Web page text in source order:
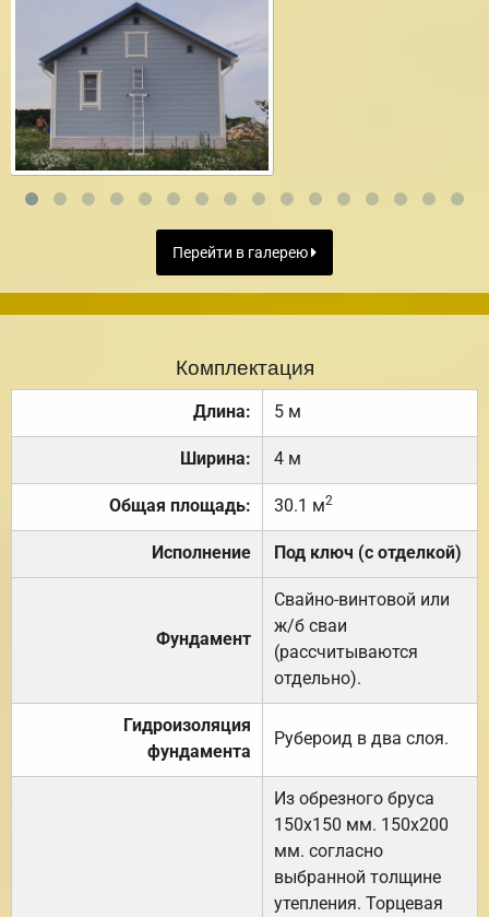
Перейти в галерею
Комплектация
Длина: 5 м
Ширина: 4 м
Общая площадь: 30.1 м2
Исполнение Под ключ (с отделкой)
Фундамент
Свайно-винтовой или
ж/б сваи
(рассчитываются
отдельно).
Гидроизоляция
фундамента
Рубероид в два слоя.
Из обрезного бруса
150х150 мм. 150х200
мм. согласно
выбранной толщине
утепления. Торцевая